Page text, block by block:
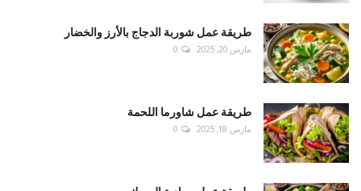
طريقة عمل شوربة الدجاج بالأرز والخضار
مارس 20, 2025 0
طريقة عمل شاورما اللحمة
مارس 18, 2025 0